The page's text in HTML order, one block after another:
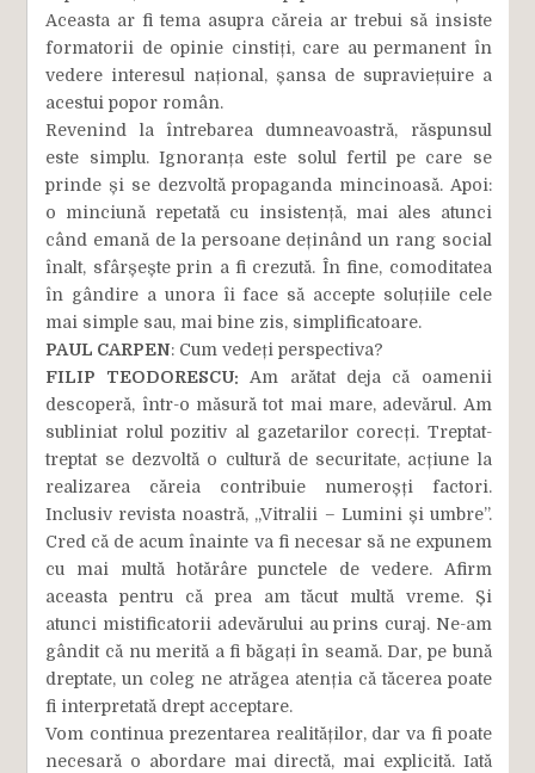
Aceasta ar fi tema asupra căreia ar trebui să insiste
formatorii de opinie cinstiți, care au permanent în
vedere interesul național, șansa de supraviețuire a
acestui popor român.
Revenind la întrebarea dumneavoastră, răspunsul
este simplu. Ignoranța este solul fertil pe care se
prinde și se dezvoltă propaganda mincinoasă. Apoi:
o minciună repetată cu insistență, mai ales atunci
când emană de la persoane deținând un rang social
înalt, sfârșește prin a fi crezută. În fine, comoditatea
în gândire a unora îi face să accepte soluțiile cele
mai simple sau, mai bine zis, simplificatoare.
PAUL CARPEN: Cum vedeți perspectiva?
FILIP TEODORESCU: Am arătat deja că oamenii
descoperă, într-o măsură tot mai mare, adevărul. Am
subliniat rolul pozitiv al gazetarilor corecți. Treptat-
treptat se dezvoltă o cultură de securitate, acțiune la
realizarea căreia contribuie numeroșți factori.
Inclusiv revista noastră, „Vitralii – Lumini și umbre”.
Cred că de acum înainte va fi necesar să ne expunem
cu mai multă hotărâre punctele de vedere. Afirm
aceasta pentru că prea am tăcut multă vreme. Și
atunci mistificatorii adevărului au prins curaj. Ne-am
gândit că nu merită a fi băgați în seamă. Dar, pe bună
dreptate, un coleg ne atrăgea atenția că tăcerea poate
fi interpretată drept acceptare.
Vom continua prezentarea realităților, dar va fi poate
necesară o abordare mai directă, mai explicită. Iată